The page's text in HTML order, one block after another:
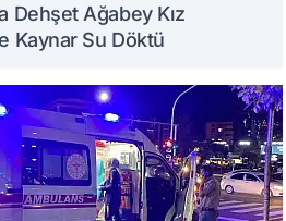
Dehşet Ağabey Kız
Kaynar Su Döktü